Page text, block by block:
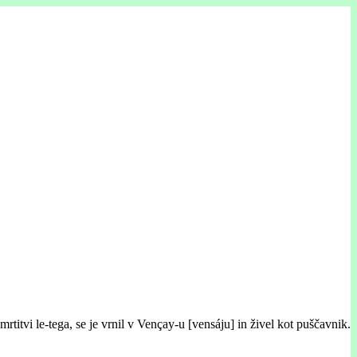
le-tega, se je vrnil v Vençay-u [vensáju] in živel kot puščavnik.